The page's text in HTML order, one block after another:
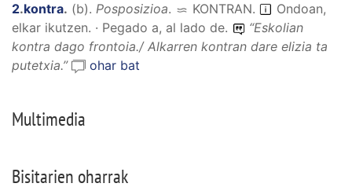
2.kontra. (b). Posposizioa. KONTRAN.
Ondoan,
elkar ikutzen. · Pegado a, al lado de.
“Eskolian
kontra dago frontoia./ Alkarren kontran dare elizia ta
putetxia.” ohar bat
Multimedia
Bisitarien oharrak